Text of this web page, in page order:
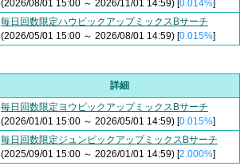
(2026/08/01 15:00 ～ 2026/11/01 14:59) [0.014%]
毎日回数限定ハウピックアップミックスBサーチ
(2026/05/01 15:00 ～ 2026/08/01 14:59) [0.015%]
詳細
毎日回数限定ヨウピックアップミックスBサーチ
(2026/01/01 15:00 ～ 2026/05/01 14:59) [0.015%]
毎日回数限定ジュンピックアップミックスBサーチ
(2025/09/01 15:00 ～ 2026/01/01 14:59) [2.000%]